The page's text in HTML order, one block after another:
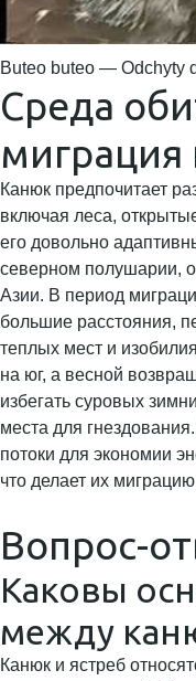
Buteo buteo — Odchyty
Среда
миграция
Канюк предпочитает
включая леса,
его довольно
северном полушарии,
Азии. В период
большие расстояния,
теплых мест и
на юг, а весной
избегать суровых
места для
потоки для экономии
что делает их
Вопрос-
Каковы
между
Канюк и ястреб